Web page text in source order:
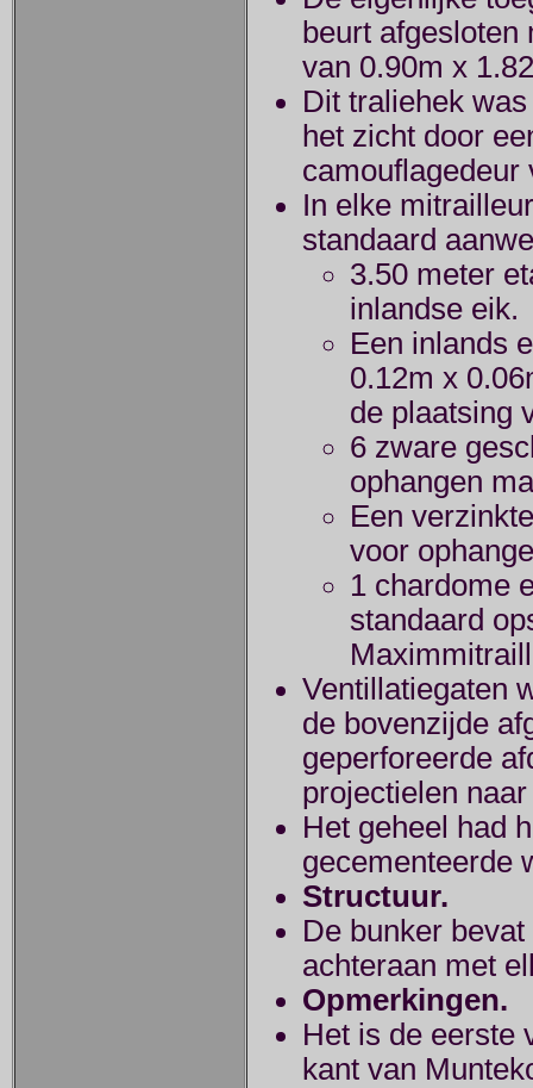
beurt
van 0.90m x
Dit traliehek
het zicht door
camouflagedeur
In elke
standaard
3.50 meter
inlandse eik.
Een inlands
0.12m x
de plaatsing
6 zware
ophangen
Een
voor
1 chardome
standaard
Ventillatiegaten
de bovenzijde
geperforeerde
projectielen
Het geheel had
gecementeerde
Structuur.
De bunker
achteraan met
Opmerkingen.
Het is de eerste
kant van